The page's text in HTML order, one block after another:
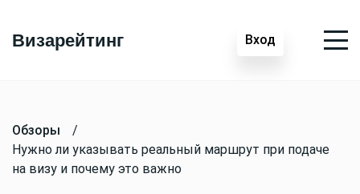
Визарейтинг Вход
Обзоры
/
Нужно ли указывать реальный маршрут при подаче
на визу и почему это важно